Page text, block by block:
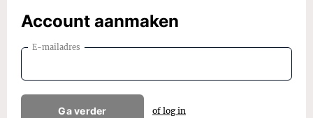
Account aanmaken
E-mailadres
Ga verder of log in